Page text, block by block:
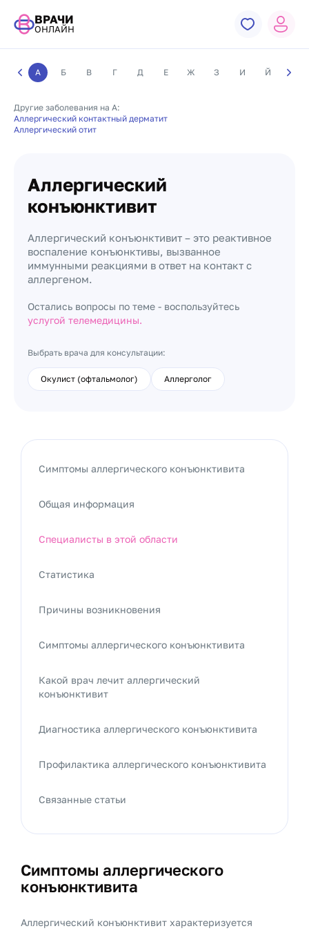
ВРАЧИ
ОНЛАЙН
А Б В Г Д Е Ж З И Й К
Другие заболевания на А:
Аллергический контактный дерматит
Аллергический отит
Аллергический
конъюнктивит
Аллергический конъюнктивит – это реактивное
воспаление конъюнктивы, вызванное
иммунными реакциями в ответ на контакт с
аллергеном.
Остались вопросы по теме - воспользуйтесь
услугой телемедицины.
Выбрать врача для консультации:
Окулист (офтальмолог) Аллерголог
Симптомы аллергического
конъюнктивита
Аллергический конъюнктивит характеризуется
Симптомы аллергического конъюнктивита
Общая информация
Специалисты в этой области
Статистика
Причины возникновения
Симптомы аллергического конъюнктивита
Какой врач лечит аллергический
конъюнктивит
Диагностика аллергического конъюнктивита
Профилактика аллергического конъюнктивита
Связанные статьи